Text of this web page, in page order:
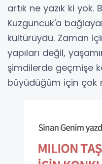
artık ne yazık ki yok.
Kuzguncuk'a
kültürüydü. Zaman
yapıları değil,
şimdilerde geçmişe
büyüdüğüm için çok